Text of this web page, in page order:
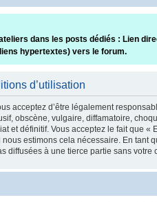
dans les posts dédiés : Lien
hypertextes) vers le forum.
d’utilisation
acceptez d’être légalement
obscène, vulgaire, diffamatoire,
et définitif. Vous acceptez le fait que
estimons cela nécessaire. En
diffusées à une tierce partie sans votre